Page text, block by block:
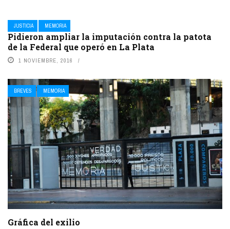
JUSTICIA MEMORIA
Pidieron ampliar la imputación contra la patota
de la Federal que operó en La Plata
1 NOVIEMBRE, 2016
BREVES MEMORIA
Gráfica del exilio